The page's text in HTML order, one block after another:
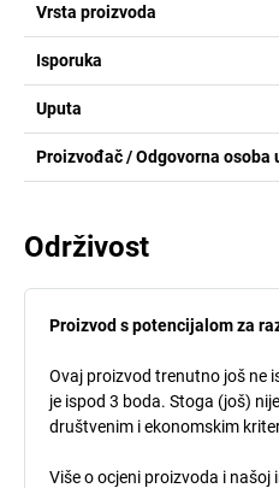
Vrsta proizvoda
Isporuka
Uputa
Proizvođač / Odgovorna osoba
Održivost
Proizvod s potencijalom za
Ovaj proizvod trenutno još ne
je ispod 3 boda. Stoga (još)
društvenim i ekonomskim
Više o ocjeni proizvoda i